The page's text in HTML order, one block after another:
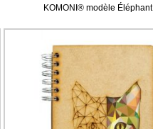
KOMONI® modèle Éléphant